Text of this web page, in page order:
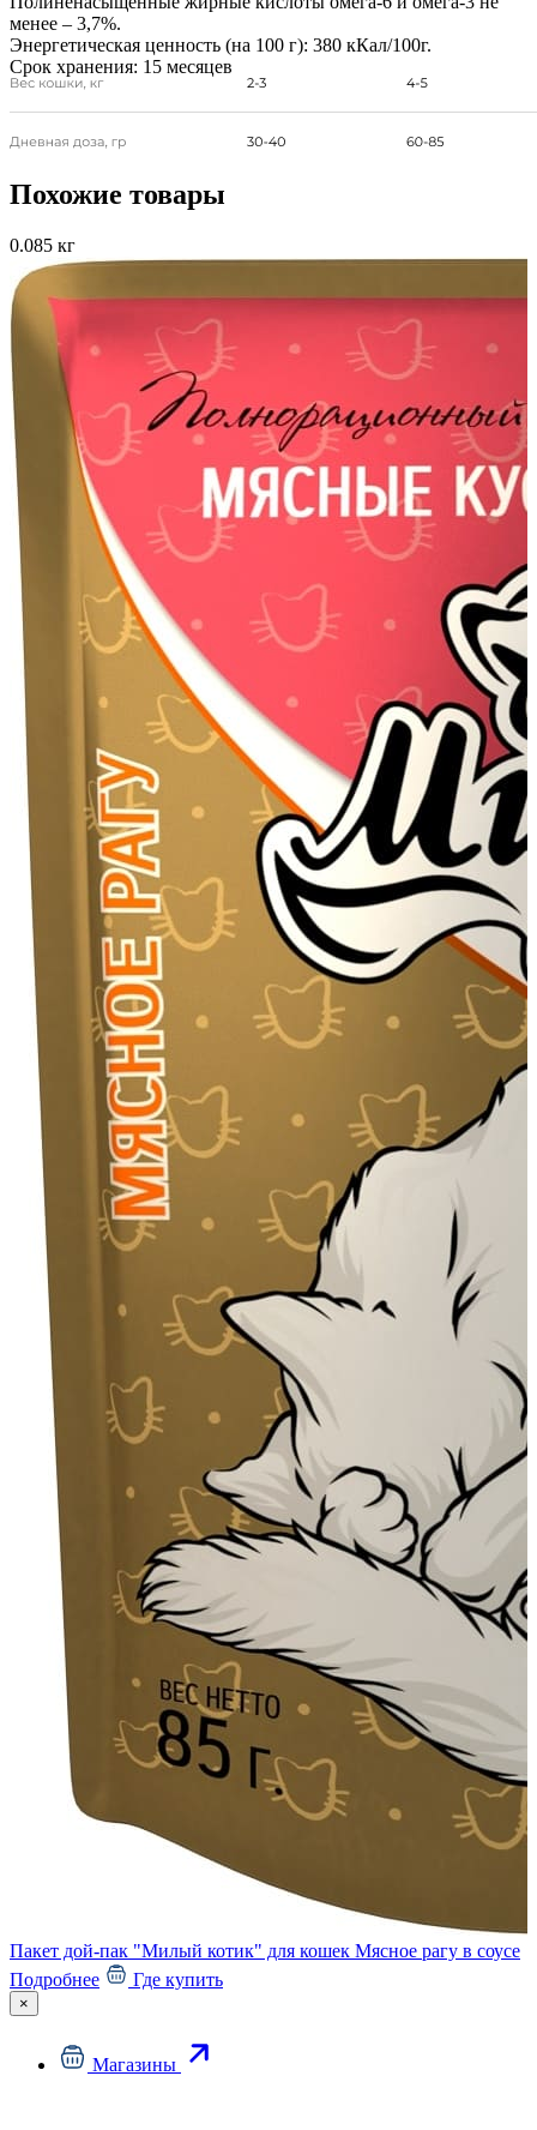
менее – 3,7%.
Энергетическая ценность (на 100 г): 380 кКал/100г.
Срок хранения: 15 месяцев
Похожие товары
0.085 кг
Пакет дой-пак "Милый котик" для кошек Мясное рагу в соусе
Подробнее
Где купить
×
Магазины